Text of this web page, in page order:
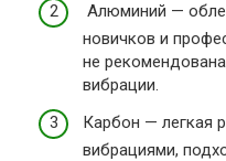
Алюминий —
новичков и
не
вибрации.
Карбон — легкая
вибрациями,